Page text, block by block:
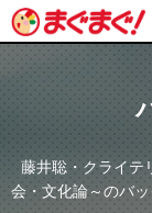
藤井聡・クライテ
会・文化論～のバ